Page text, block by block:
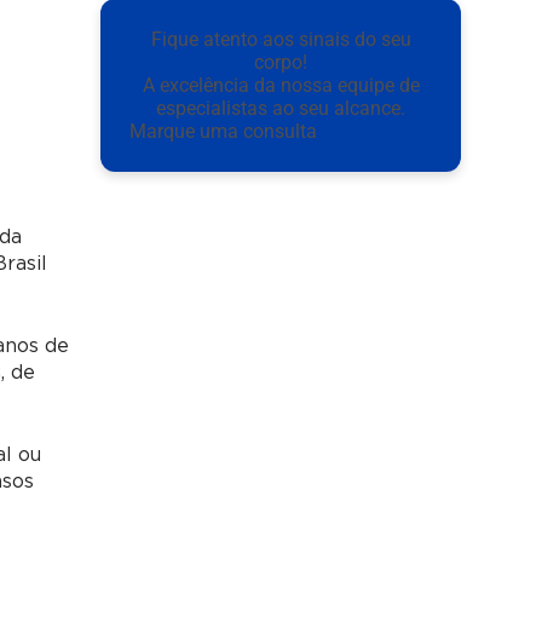
de
de
ou
Fique atento aos sinais do seu
corpo!
A excelência da nossa equipe de
especialistas ao seu alcance.
Marque uma consulta